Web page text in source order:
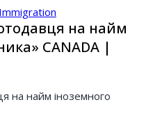
Immigration
на найм
CANADA |
на найм іноземного